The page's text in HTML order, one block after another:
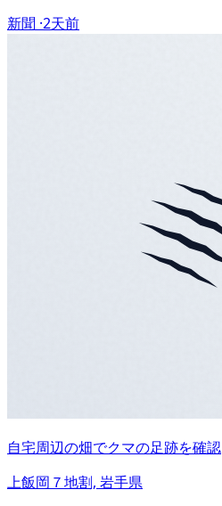
新聞 ·2天前
自宅周辺の畑でクマの足跡を確認
上飯岡７地割, 岩手県